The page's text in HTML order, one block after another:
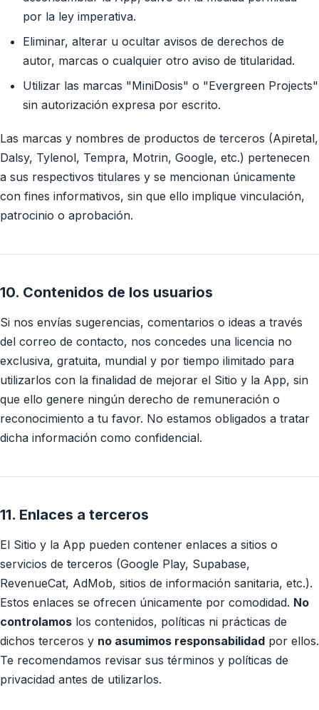
por la ley imperativa.
Eliminar, alterar u ocultar avisos de derechos de
autor, marcas o cualquier otro aviso de titularidad.
Utilizar las marcas "MiniDosis" o "Evergreen Projects"
sin autorización expresa por escrito.
Las marcas y nombres de productos de terceros (Apiretal,
Dalsy, Tylenol, Tempra, Motrin, Google, etc.) pertenecen
a sus respectivos titulares y se mencionan únicamente
con fines informativos, sin que ello implique vinculación,
patrocinio o aprobación.
10. Contenidos de los usuarios
Si nos envías sugerencias, comentarios o ideas a través
del correo de contacto, nos concedes una licencia no
exclusiva, gratuita, mundial y por tiempo ilimitado para
utilizarlos con la finalidad de mejorar el Sitio y la App, sin
que ello genere ningún derecho de remuneración o
reconocimiento a tu favor. No estamos obligados a tratar
dicha información como confidencial.
11. Enlaces a terceros
El Sitio y la App pueden contener enlaces a sitios o
servicios de terceros (Google Play, Supabase,
RevenueCat, AdMob, sitios de información sanitaria, etc.).
Estos enlaces se ofrecen únicamente por comodidad. No
controlamos los contenidos, políticas ni prácticas de
dichos terceros y no asumimos responsabilidad por ellos.
Te recomendamos revisar sus términos y políticas de
privacidad antes de utilizarlos.